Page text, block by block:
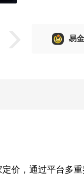
易
价，通过平台多重